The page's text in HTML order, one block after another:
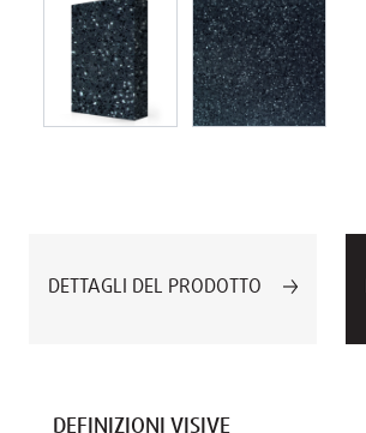
DETTAGLI DEL PRODOTTO
DEFINIZIONI VISIVE